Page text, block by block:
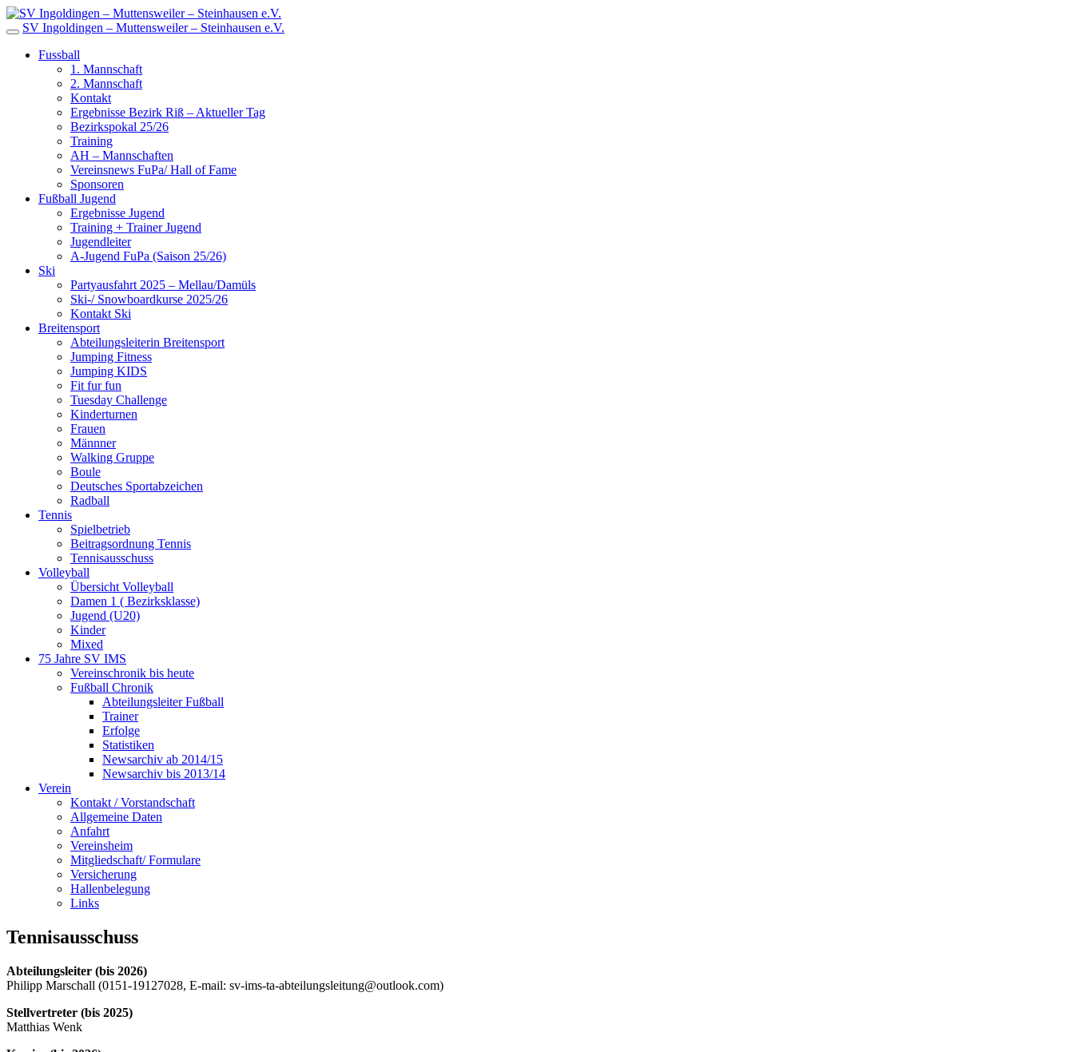
SV Ingoldingen – Muttensweiler – Steinhausen e.V.
Fussball
1. Mannschaft
2. Mannschaft
Kontakt
Ergebnisse Bezirk Riß – Aktueller Tag
Bezirkspokal 25/26
Training
AH – Mannschaften
Vereinsnews FuPa/ Hall of Fame
Sponsoren
Fußball Jugend
Ergebnisse Jugend
Training + Trainer Jugend
Jugendleiter
A-Jugend FuPa (Saison 25/26)
Ski
Partyausfahrt 2025 – Mellau/Damüls
Ski-/ Snowboardkurse 2025/26
Kontakt Ski
Breitensport
Abteilungsleiterin Breitensport
Jumping Fitness
Jumping KIDS
Fit fur fun
Tuesday Challenge
Kinderturnen
Frauen
Männner
Walking Gruppe
Boule
Deutsches Sportabzeichen
Radball
Tennis
Spielbetrieb
Beitragsordnung Tennis
Tennisausschuss
Volleyball
Übersicht Volleyball
Damen 1 ( Bezirksklasse)
Jugend (U20)
Kinder
Mixed
75 Jahre SV IMS
Vereinschronik bis heute
Fußball Chronik
Abteilungsleiter Fußball
Trainer
Erfolge
Statistiken
Newsarchiv ab 2014/15
Newsarchiv bis 2013/14
Verein
Kontakt / Vorstandschaft
Allgemeine Daten
Anfahrt
Vereinsheim
Mitgliedschaft/ Formulare
Versicherung
Hallenbelegung
Links
Tennisausschuss
Abteilungsleiter (bis 2026)
Philipp Marschall (0151-19127028, E-mail: sv-ims-ta-abteilungsleitung@outlook.com)
Stellvertreter (bis 2025)
Matthias Wenk